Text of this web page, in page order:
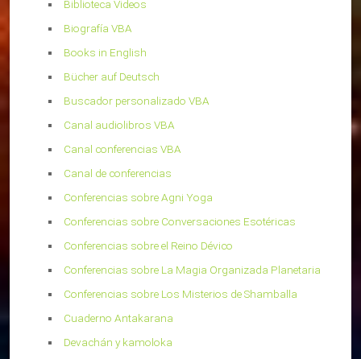
Biblioteca Videos
Biografía VBA
Books in English
Bücher auf Deutsch
Buscador personalizado VBA
Canal audiolibros VBA
Canal conferencias VBA
Canal de conferencias
Conferencias sobre Agni Yoga
Conferencias sobre Conversaciones Esotéricas
Conferencias sobre el Reino Dévico
Conferencias sobre La Magia Organizada Planetaria
Conferencias sobre Los Misterios de Shamballa
Cuaderno Antakarana
Devachán y kamoloka